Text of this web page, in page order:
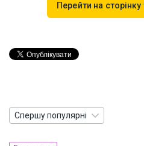
Перейти на
Спершу популярні